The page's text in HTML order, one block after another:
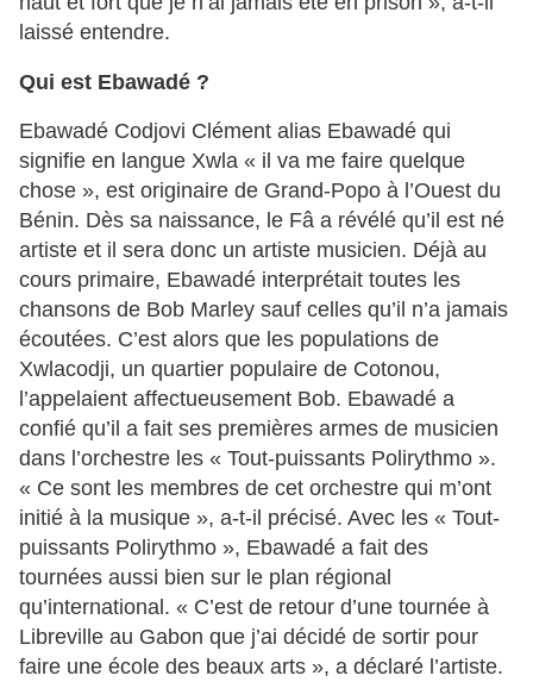
laissé entendre.
Qui est Ebawadé ?
Ebawadé Codjovi Clément alias Ebawadé qui
signifie en langue Xwla « il va me faire quelque
chose », est originaire de Grand-Popo à l’Ouest du
Bénin. Dès sa naissance, le Fâ a révélé qu’il est né
artiste et il sera donc un artiste musicien. Déjà au
cours primaire, Ebawadé interprétait toutes les
chansons de Bob Marley sauf celles qu’il n’a jamais
écoutées. C’est alors que les populations de
Xwlacodji, un quartier populaire de Cotonou,
l’appelaient affectueusement Bob. Ebawadé a
confié qu’il a fait ses premières armes de musicien
dans l’orchestre les « Tout-puissants Polirythmo ».
« Ce sont les membres de cet orchestre qui m’ont
initié à la musique », a-t-il précisé. Avec les « Tout-
puissants Polirythmo », Ebawadé a fait des
tournées aussi bien sur le plan régional
qu’international. « C’est de retour d’une tournée à
Libreville au Gabon que j’ai décidé de sortir pour
faire une école des beaux arts », a déclaré l’artiste.